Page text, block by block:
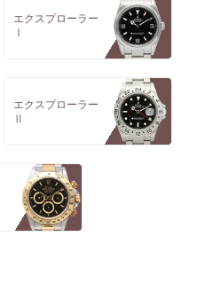
エクスプローラー
Ⅰ
エクスプローラー
Ⅱ